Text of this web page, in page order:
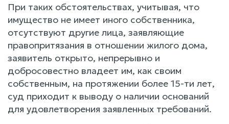
При таких обстоятельствах, учитывая, что
имущество не имеет иного собственника,
отсутствуют другие лица, заявляющие
правопритязания в отношении жилого дома,
заявитель открыто, непрерывно и
добросовестно владеет им, как своим
собственным, на протяжении более 15-ти лет,
суд приходит к выводу о наличии оснований
для удовлетворения заявленных требований.